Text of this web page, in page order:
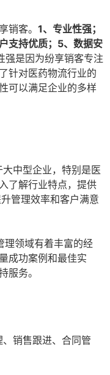
销客。 1、专业性强；
支持优质；5、数据安
强是因为纷享销客专注
针对医药物流行业的
可以满足企业的多样
大中型企业，特别是医
了解行业特点，提供
管理效率和客户满意
理领域有着丰富的经
成功案例和最佳实
服务。
销售跟进、合同管